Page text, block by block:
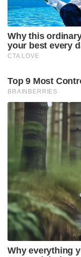
Why this
your best every
CTA LOVE
Top 9 Most
BRAINBERRIES
Why everything